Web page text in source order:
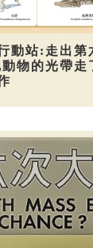
動站:走出第
物的光帶走